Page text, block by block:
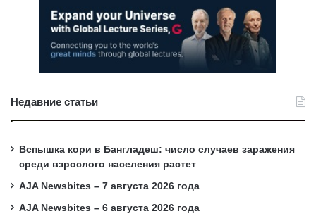
Недавние статьи
Вспышка кори в Бангладеш: число случаев заражения
среди взрослого населения растет
AJA Newsbites – 7 августа 2026 года
AJA Newsbites – 6 августа 2026 года